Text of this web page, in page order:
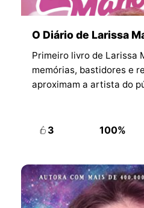
O Diário de Larissa
Primeiro livro de Larissa
memórias, bastidores e
aproximam a artista do
3 100%